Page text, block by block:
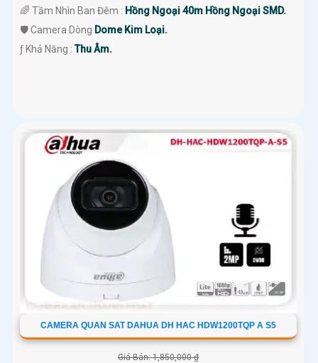
🌈 Tầm Nhìn Ban Đêm : Hồng Ngoại 40m Hồng Ngoại SMD.
🛡 Camera Dòng Dome Kim Loại.
️ƒ Khả Năng :Thu Âm.
CAMERA QUAN SAT DAHUA DH HAC HDW1200TQP A S5
Giá Bán: 1,850,000 ₫